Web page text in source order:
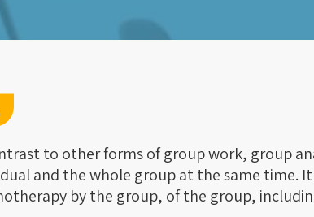
to other forms of group work, group
and the whole group at the same time. It
by the group, of the group,